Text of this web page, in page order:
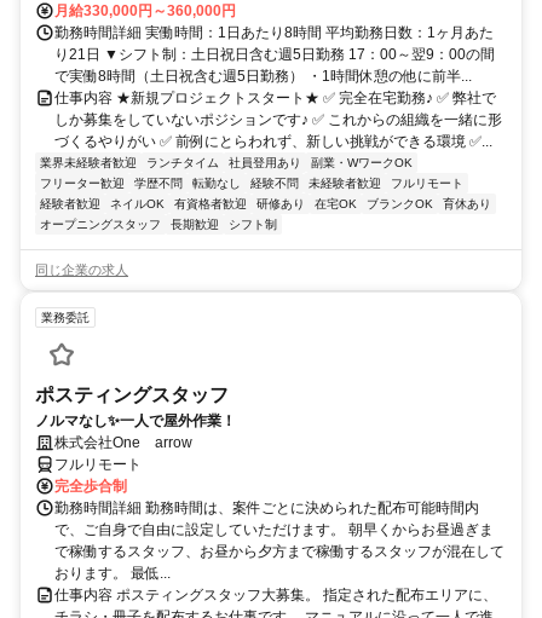
月給330,000円～360,000円
勤務時間詳細 実働時間：1日あたり8時間 平均勤務日数：1ヶ月あた
り21日 ▼シフト制：土日祝日含む週5日勤務 17：00～翌9：00の間
で実働8時間（土日祝含む週5日勤務） ・1時間休憩の他に前半...
仕事内容 ★新規プロジェクトスタート★ ✅ 完全在宅勤務♪ ✅ 弊社で
しか募集をしていないポジションです♪ ✅ これからの組織を一緒に形
づくるやりがい ✅ 前例にとらわれず、新しい挑戦ができる環境 ✅...
業界未経験者歓迎 ランチタイム 社員登用あり
副業・WワークOK
フリーター歓迎
学歴不問 転勤なし 経験不問 未経験者歓迎
フルリモート
経験者歓迎
ネイルOK 有資格者歓迎 研修あり 在宅OK ブランクOK
育休あり
オープニングスタッフ
長期歓迎 シフト制
同じ企業の求人
業務委託
ポスティングスタッフ
ノルマなし✨一人で屋外作業！
株式会社One arrow
フルリモート
完全歩合制
勤務時間詳細 勤務時間は、案件ごとに決められた配布可能時間内
で、ご自身で自由に設定していただけます。 朝早くからお昼過ぎま
で稼働するスタッフ、お昼から夕方まで稼働するスタッフが混在して
おります。 最低...
仕事内容 ポスティングスタッフ大募集。 指定された配布エリアに、